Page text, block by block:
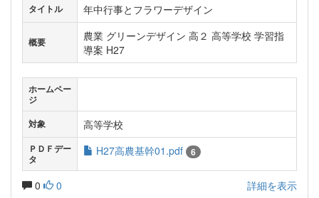
タイトル 年中行事とフラワーデザイン
概要
農業 グリーンデザイン 高２ 高等学校 学習指
導案 H27
ホームペー
ジ
対象
高等学校
ＰＤＦデー
タ
H27高農基幹01.pdf 6
0 0 詳細を表示